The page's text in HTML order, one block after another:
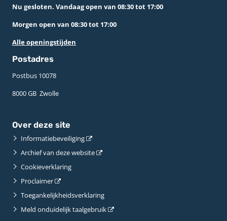
Nu gesloten. Vandaag open van 08:30 tot 17:00
Morgen open van 08:30 tot 17:00
Alle openingstijden
Postadres
Postbus 10078 ­
8000 GB ­ Zwolle
Over deze site
Informatiebeveiliging
Archief van deze website
Cookieverklaring
Proclaimer
Toegankelijkheidsverklaring
Meld onduidelijk taalgebruik